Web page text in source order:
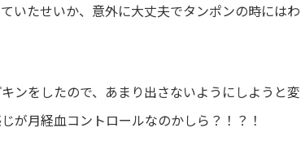
いたせいか、意外に大丈夫でタンポンの時には
ンをしたので、あまり出さないようにしようと
が月経血コントロールなのかしら？！？！